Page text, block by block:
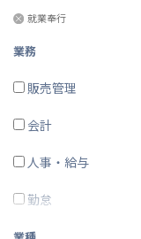
就業奉行
業務
販売管理
会計
人事・給与
勤怠